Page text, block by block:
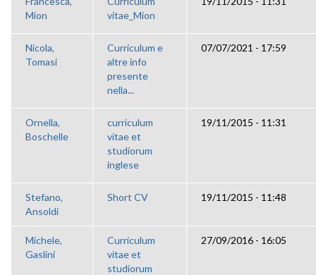
Mion
vitae_Mion
Nicola,
Tomasi
Curriculum e
altre info
presente
nella...
07/07/2021 - 17:59
Ornella,
Boschelle
curriculum
vitae et
studiorum
inglese
19/11/2015 - 11:31
Stefano,
Ansoldi
Short CV 19/11/2015 - 11:48
Michele,
Gaslini
Curriculum
vitae et
studiorum
27/09/2016 - 16:05